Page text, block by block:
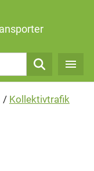
Sök
/ Kollektivtrafik